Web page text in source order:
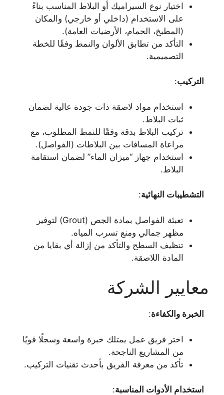
اختيار نوع السيراميك أو البلاط المناسب بناءً
على الاستخدام (داخلي أو خارجي) والمكان
(المطبخ، الحمام، الأرضيات العامة).
التأكد من تطابق الألوان والنمط وفقًا للخطة
التصميمية.
التركيب:
استخدام مواد لاصقة ذات جودة عالية لضمان
ثبات البلاط.
تركيب البلاط بدقة وفقًا للنمط المطلوب، مع
مراعاة المسافات بين البلاطات (الفواصل).
استخدام جهاز “ميزان الماء” لضمان استقامة
البلاط.
التشطيبات النهائية:
تعبئة الفواصل بمادة الجص (Grout) لتوفير
مظهر جمالي ومنع تسرب المياه.
تنظيف السطح والتأكد من إزالة أي بقايا من
المادة اللاصقة.
معايير الشركة
الخبرة والكفاءة:
اختر فريق عمل يمتلك خبرة واسعة وسجلًا قويًا
من المشاريع الناجحة.
تأكد من معرفة الفريق بأحدث تقنيات التركيب.
استخدام الأدوات المناسبة: